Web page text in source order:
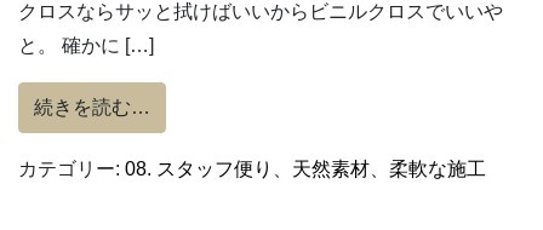
クロスならサッと拭けばいいからビニルクロスでいいや
と。 確かに […]
続きを読む…
カテゴリー: 08. スタッフ便り 天然素材 柔軟な施工